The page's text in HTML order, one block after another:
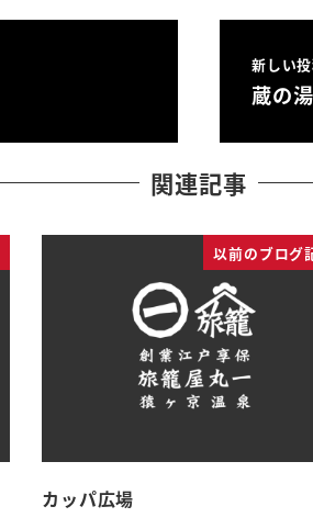
新しい
蔵の
関連記事
以前のブログ
カッパ広場